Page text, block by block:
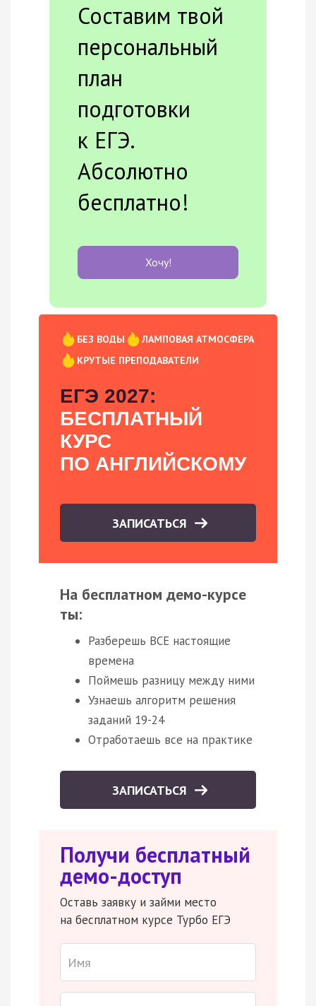
Составим твой
персональный
план
подготовки
к ЕГЭ.
Абсолютно
бесплатно!
Хочу!
БЕЗ ВОДЫ
ЛАМПОВАЯ АТМОСФЕРА
КРУТЫЕ ПРЕПОДАВАТЕЛИ
ЕГЭ 2027:
БЕСПЛАТНЫЙ
КУРС
ПО АНГЛИЙСКОМУ
ЗАПИСАТЬСЯ
На бесплатном демо-курсе
ты:
Разберешь ВСЕ настоящие
времена
Поймешь разницу между ними
Узнаешь алгоритм решения
заданий 19-24
Отработаешь все на практике
ЗАПИСАТЬСЯ
Получи бесплатный
демо-доступ
Оставь заявку и займи место
на бесплатном курсе Турбо ЕГЭ